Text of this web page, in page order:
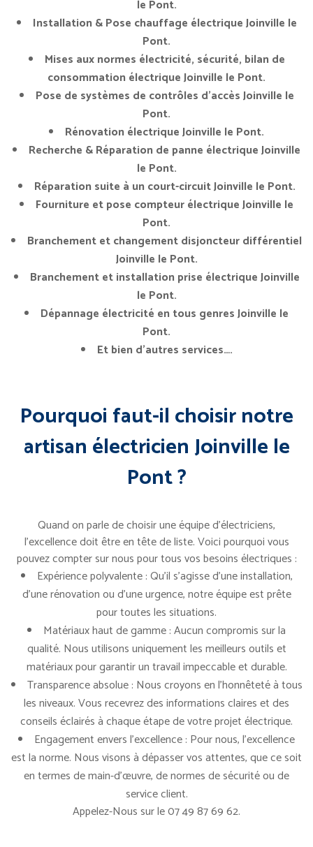
le Pont.
Installation & Pose chauffage électrique Joinville le
Pont.
Mises aux normes électricité, sécurité, bilan de
consommation électrique Joinville le Pont.
Pose de systèmes de contrôles d’accès Joinville le
Pont.
Rénovation électrique Joinville le Pont.
Recherche & Réparation de panne électrique Joinville
le Pont.
Réparation suite à un court-circuit Joinville le Pont.
Fourniture et pose compteur électrique Joinville le
Pont.
Branchement et changement disjoncteur différentiel
Joinville le Pont.
Branchement et installation prise électrique Joinville
le Pont.
Dépannage électricité en tous genres Joinville le
Pont.
Et bien d’autres services….
Pourquoi faut-il choisir notre
artisan électricien Joinville le
Pont ?
Quand on parle de choisir une équipe d’électriciens,
l’excellence doit être en tête de liste. Voici pourquoi vous
pouvez compter sur nous pour tous vos besoins électriques :
Expérience polyvalente : Qu’il s’agisse d’une installation,
d’une rénovation ou d’une urgence, notre équipe est prête
pour toutes les situations.
Matériaux haut de gamme : Aucun compromis sur la
qualité. Nous utilisons uniquement les meilleurs outils et
matériaux pour garantir un travail impeccable et durable.
Transparence absolue : Nous croyons en l’honnêteté à tous
les niveaux. Vous recevrez des informations claires et des
conseils éclairés à chaque étape de votre projet électrique.
Engagement envers l’excellence : Pour nous, l’excellence
est la norme. Nous visons à dépasser vos attentes, que ce soit
en termes de main-d’œuvre, de normes de sécurité ou de
service client.
Appelez-Nous sur le 07 49 87 69 62.